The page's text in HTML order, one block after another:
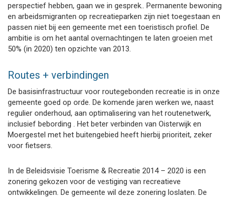
perspectief hebben, gaan we in gesprek.. Permanente bewoning
en arbeidsmigranten op recreatieparken zijn niet toegestaan en
passen niet bij een gemeente met een toeristisch profiel. De
ambitie is om het aantal overnachtingen te laten groeien met
50% (in 2020) ten opzichte van 2013.
Routes + verbindingen
De basisinfrastructuur voor routegebonden recreatie is in onze
gemeente goed op orde. De komende jaren werken we, naast
regulier onderhoud, aan optimalisering van het routenetwerk,
inclusief bebording . Het beter verbinden van Oisterwijk en
Moergestel met het buitengebied heeft hierbij prioriteit, zeker
voor fietsers.
In de Beleidsvisie Toerisme & Recreatie 2014 – 2020 is een
zonering gekozen voor de vestiging van recreatieve
ontwikkelingen. De gemeente wil deze zonering loslaten. De